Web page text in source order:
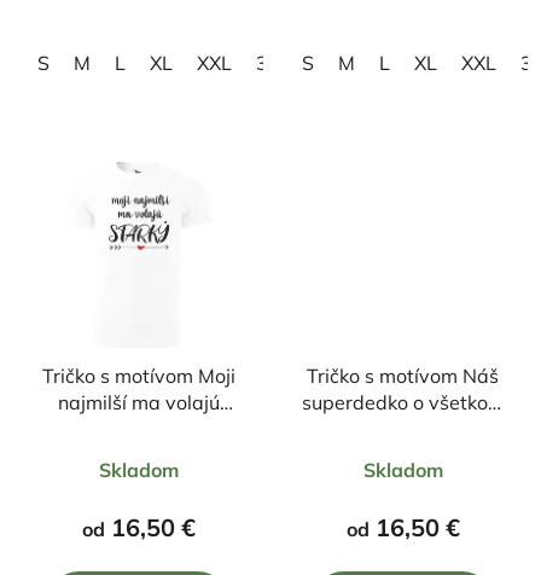
S M L XL XXL 3XL 4XL
S M L XL XXL
Tričko s motívom Moji
najmilší ma volajú
hodnotenie
produktu
je
Skladom
od 16,50 €
Tričko s motívom Náš
superdedko o všetkom
hodnotenie
produktu
je
Skladom
od 16,50 €